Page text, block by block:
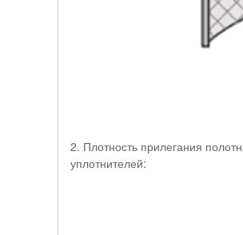
2. Плотность прилегания
уплотнителей: